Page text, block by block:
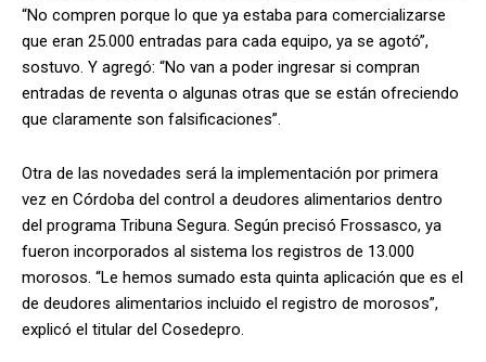
“No compren porque lo que ya estaba para comercializarse
que eran 25.000 entradas para cada equipo, ya se agotó”,
sostuvo. Y agregó: “No van a poder ingresar si compran
entradas de reventa o algunas otras que se están ofreciendo
que claramente son falsificaciones”.
Otra de las novedades será la implementación por primera
vez en Córdoba del control a deudores alimentarios dentro
del programa Tribuna Segura. Según precisó Frossasco, ya
fueron incorporados al sistema los registros de 13.000
morosos. “Le hemos sumado esta quinta aplicación que es el
de deudores alimentarios incluido el registro de morosos”,
explicó el titular del Cosedepro.